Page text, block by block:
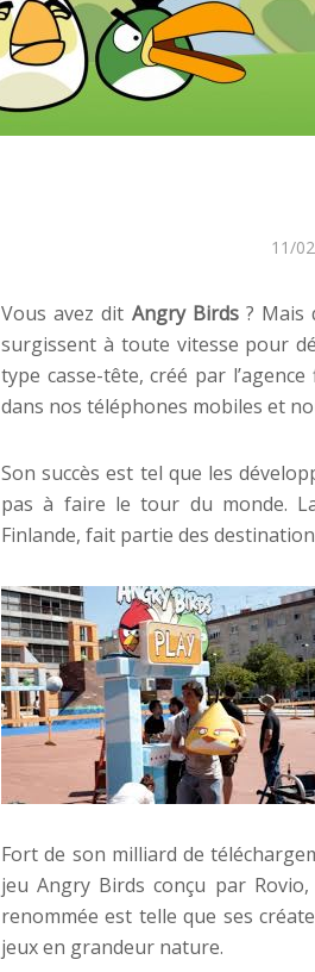
11/
Vous avez dit Angry Birds? Mais
surgissent à toute vitesse pour
type casse-tête, créé par
dans nos téléphones mobiles et
Son succès est tel que les
pas à faire le tour du monde.
Finlande, fait partie des
Fort de son milliard de
jeu Angry Birds conçu par
renommée est telle que ses
jeux en grandeur nature.